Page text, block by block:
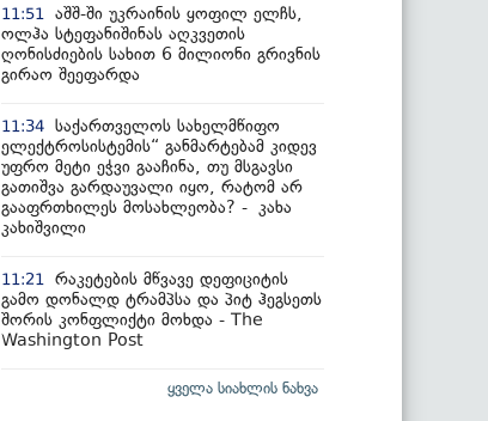
11:51
აშშ-ში უკრაინის ყოფილ ელჩს,
ოლჰა სტეფანიშინას აღკვეთის
ღონისძიების სახით 6 მილიონი გრივნის
გირაო შეეფარდა
11:34 საქართველოს სახელმწიფო
ელექტროსისტემის“ განმარტებამ კიდევ
უფრო მეტი ეჭვი გააჩინა, თუ მსგავსი
გათიშვა გარდაუვალი იყო, რატომ არ
გააფრთხილეს მოსახლეობა? - კახა
კახიშვილი
11:21
რაკეტების მწვავე დეფიციტის
გამო დონალდ ტრამპსა და პიტ ჰეგსეთს
შორის კონფლიქტი მოხდა - The
Washington Post
ყველა სიახლის ნახვა